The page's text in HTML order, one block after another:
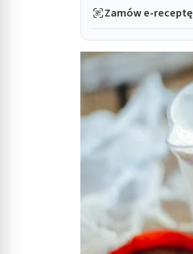
Zamów e-receptę